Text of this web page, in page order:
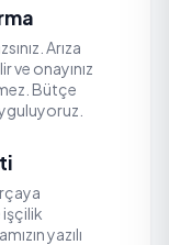
Arıza
ve onayınız
Bütçe
işçilik
yazılı